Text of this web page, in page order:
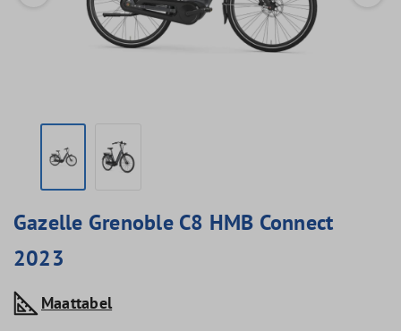
Gazelle Grenoble C8 HMB Connect
2023
Maattabel